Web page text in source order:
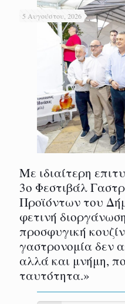
5 Αυγούστου, 2026
Με ιδιαίτερη
3ο Φεστιβάλ
Προϊόντων του
φετινή
προσφυγική
γαστρονομία δεν
αλλά και μνήμη,
ταυτότητα.»